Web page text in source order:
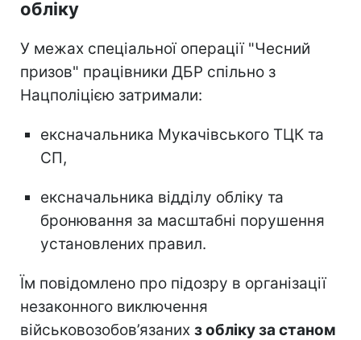
обліку
У межах спеціальної операції "Чесний
призов" працівники ДБР спільно з
Нацполіцією затримали:
ексначальника Мукачівського ТЦК та
СП,
ексначальника відділу обліку та
бронювання за масштабні порушення
установлених правил.
Їм повідомлено про підозру в організації
незаконного виключення
військовозобов’язаних з обліку за станом